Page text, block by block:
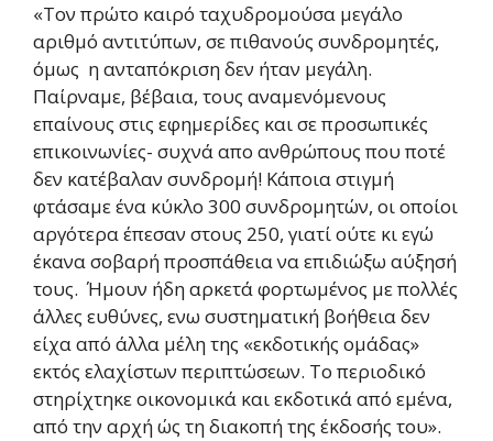
«Τον πρώτο καιρό ταχυδρομούσα μεγάλο
αριθμό αντιτύπων, σε πιθανούς συνδρομητές,
όμως η ανταπόκριση δεν ήταν μεγάλη.
Παίρναμε, βέβαια, τους αναμενόμενους
επαίνους στις εφημερίδες και σε προσωπικές
επικοινωνίες- συχνά απο ανθρώπους που ποτέ
δεν κατέβαλαν συνδρομή! Κάποια στιγμή
φτάσαμε ένα κύκλο 300 συνδρομητών, οι οποίοι
αργότερα έπεσαν στους 250, γιατί ούτε κι εγώ
έκανα σοβαρή προσπάθεια να επιδιώξω αύξησή
τους. Ήμουν ήδη αρκετά φορτωμένος με πολλές
άλλες ευθύνες, ενω συστηματική βοήθεια δεν
είχα από άλλα μέλη της «εκδοτικής ομάδας»
εκτός ελαχίστων περιπτώσεων. Το περιοδικό
στηρίχτηκε οικονομικά και εκδοτικά από εμένα,
από την αρχή ώς τη διακοπή της έκδοσής του».